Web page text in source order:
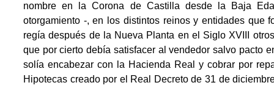
nombre en la Corona de Castilla desde la Baja
otorgamiento -, en los distintos reinos y entidades que
regía después de la Nueva Planta en el Siglo XVIII
que por cierto debía satisfacer al vendedor salvo pacto
solía encabezar con la Hacienda Real y cobrar por
Hipotecas creado por el Real Decreto de 31 de